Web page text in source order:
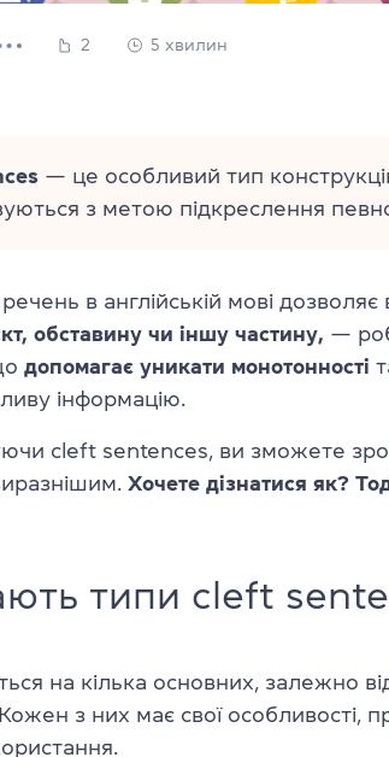
2 5 хвилин
— це особливий тип
з метою підкреслення
в англійській мові
обставину чи іншу частину, —
допомагає уникати монотонності
інформацію.
cleft sentences, ви зможете
Хочете дізнатися як?
типи cleft
на кілька основних, залежно
з них має свої особливості,